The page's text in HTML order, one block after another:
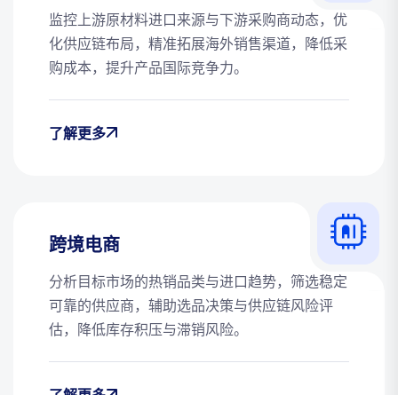
监控上游原材料进口来源与下游采购商动态，优
化供应链布局，精准拓展海外销售渠道，降低采
购成本，提升产品国际竞争力。
了解更多
跨境电商
分析目标市场的热销品类与进口趋势，筛选稳定
可靠的供应商，辅助选品决策与供应链风险评
估，降低库存积压与滞销风险。